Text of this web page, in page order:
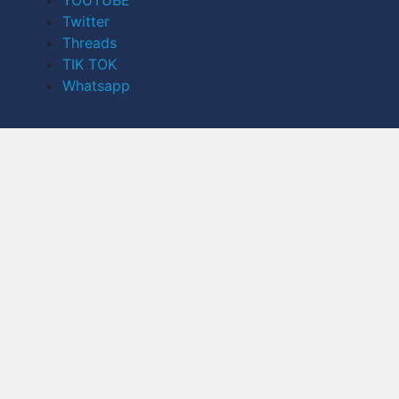
Twitter
Threads
TIK TOK
Whatsapp